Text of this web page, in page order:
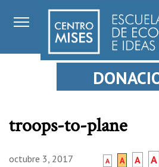
troops-to-plane
octubre 3, 2017 A A A A